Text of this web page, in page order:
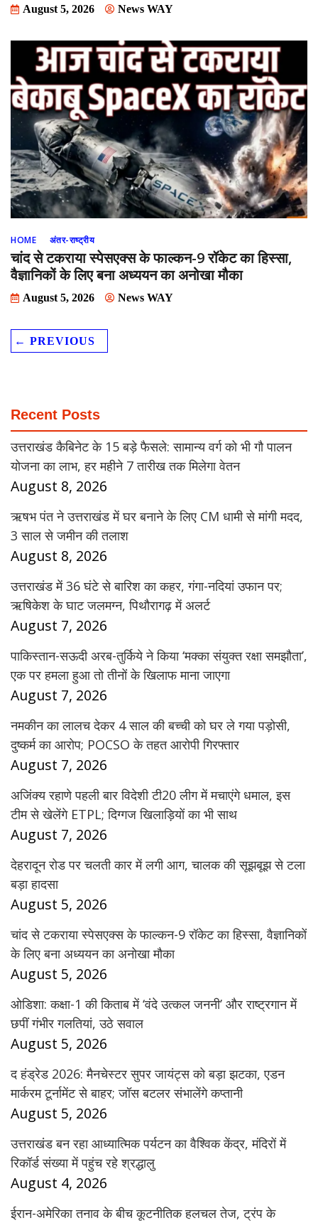
August 5, 2026 News WAY
HOME अंतर-राष्ट्रीय
चांद से टकराया स्पेसएक्स के फाल्कन-9 रॉकेट का हिस्सा,
वैज्ञानिकों के लिए बना अध्ययन का अनोखा मौका
August 5, 2026 News WAY
← PREVIOUS
Recent Posts
उत्तराखंड कैबिनेट के 15 बड़े फैसले: सामान्य वर्ग को भी गौ पालन
योजना का लाभ, हर महीने 7 तारीख तक मिलेगा वेतन
August 8, 2026
ऋषभ पंत ने उत्तराखंड में घर बनाने के लिए CM धामी से मांगी मदद,
3 साल से जमीन की तलाश
August 8, 2026
उत्तराखंड में 36 घंटे से बारिश का कहर, गंगा-नदियां उफान पर;
ऋषिकेश के घाट जलमग्न, पिथौरागढ़ में अलर्ट
August 7, 2026
पाकिस्तान-सऊदी अरब-तुर्किये ने किया ‘मक्का संयुक्त रक्षा समझौता’,
एक पर हमला हुआ तो तीनों के खिलाफ माना जाएगा
August 7, 2026
नमकीन का लालच देकर 4 साल की बच्ची को घर ले गया पड़ोसी,
दुष्कर्म का आरोप; POCSO के तहत आरोपी गिरफ्तार
August 7, 2026
अजिंक्य रहाणे पहली बार विदेशी टी20 लीग में मचाएंगे धमाल, इस
टीम से खेलेंगे ETPL; दिग्गज खिलाड़ियों का भी साथ
August 7, 2026
देहरादून रोड पर चलती कार में लगी आग, चालक की सूझबूझ से टला
बड़ा हादसा
August 5, 2026
चांद से टकराया स्पेसएक्स के फाल्कन-9 रॉकेट का हिस्सा, वैज्ञानिकों
के लिए बना अध्ययन का अनोखा मौका
August 5, 2026
ओडिशा: कक्षा-1 की किताब में ‘वंदे उत्कल जननी’ और राष्ट्रगान में
छपीं गंभीर गलतियां, उठे सवाल
August 5, 2026
द हंड्रेड 2026: मैनचेस्टर सुपर जायंट्स को बड़ा झटका, एडन
मार्करम टूर्नामेंट से बाहर; जॉस बटलर संभालेंगे कप्तानी
August 5, 2026
उत्तराखंड बन रहा आध्यात्मिक पर्यटन का वैश्विक केंद्र, मंदिरों में
रिकॉर्ड संख्या में पहुंच रहे श्रद्धालु
August 4, 2026
ईरान-अमेरिका तनाव के बीच कूटनीतिक हलचल तेज, ट्रंप के